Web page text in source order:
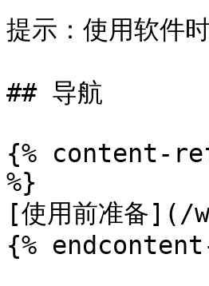
提示：使用软件
## 导航
{% content-
%}
[使用前准备
{%